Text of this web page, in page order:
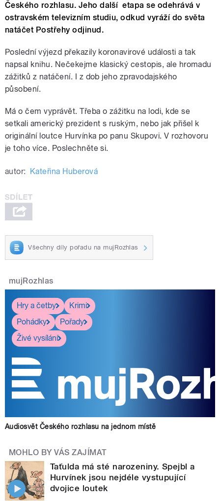
Českého rozhlasu. Jeho další etapa se odehrává v
ostravském televizním studiu, odkud vyráží do světa
natáčet Postřehy odjinud.
Poslední výjezd překazily koronavirové události a tak
napsal knihu. Nečekejme klasický cestopis, ale hromadu
zážitků z natáčení. I z dob jeho zpravodajského
působení.
Má o čem vyprávět. Třeba o zážitku na lodi, kde se
setkali americký prezident s ruským, nebo jak přišel k
originální loutce Hurvínka po panu Skupovi. V rozhovoru
je toho více. Poslechněte si.
autor: Kateřina Huberová
Všechny díly pořadu na mujRozhlas
mujRozhlas
Hry a četby
Krimi
Pohádky
Pořady
Živé vysílání
Audiosvět Českého rozhlasu na jednom místě
MOHLO BY VÁS ZAJÍMAT
Taťulda má sté narozeniny. Spejbl a
Hurvínek jsou nejdéle vystupující
dvojice loutek